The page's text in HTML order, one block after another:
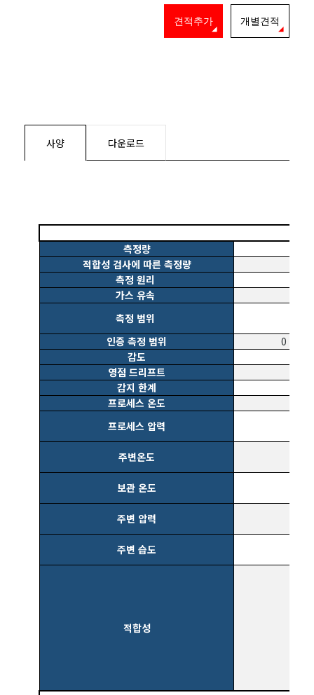
견적추가 개별견적
사양 다운로드
측정량
적합성 검사에 따른 측정량
측정 원리
가스 유속
측정 범위
인증 측정 범위
0 ...
감도
영점 드리프트
감지 한계
프로세스 온도
프로세스 압력
주변온도
보관 온도
주변 압력
주변 습도
적합성